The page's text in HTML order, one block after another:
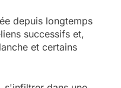
depuis longtemps
successifs et,
et certains